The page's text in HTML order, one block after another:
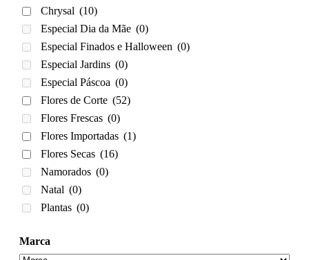
Chrysal (10)
Especial Dia da Mãe (0)
Especial Finados e Halloween (0)
Especial Jardins (0)
Especial Páscoa (0)
Flores de Corte (52)
Flores Frescas (0)
Flores Importadas (1)
Flores Secas (16)
Namorados (0)
Natal (0)
Plantas (0)
Marca